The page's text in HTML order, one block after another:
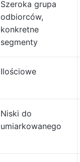
Szeroka grupa
odbiorców,
konkretne
segmenty
Ilościowe
Niski do
umiarkowanego